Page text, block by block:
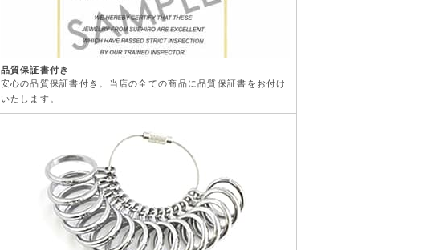
品質保証書付き
安心の品質保証書付き。当店の全ての商品に品質保証書をお付け
いたします。